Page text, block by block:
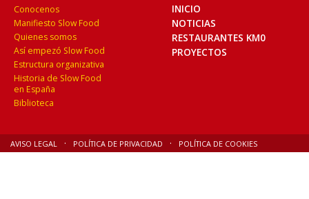
Conocenos
Manifiesto Slow Food
Quienes somos
Así empezó Slow Food
Estructura organizativa
Historia de Slow Food
en España
Biblioteca
INICIO
NOTICIAS
RESTAURANTES KM0
PROYECTOS
AVISO LEGAL POLÍTICA DE PRIVACIDAD POLÍTICA DE COOKIES